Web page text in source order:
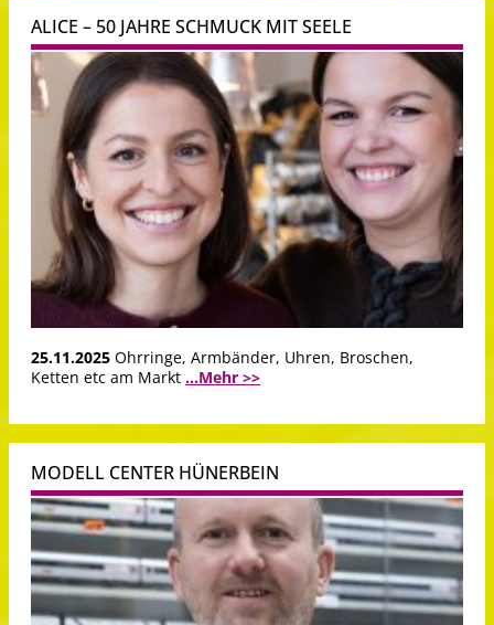
ALICE – 50 JAHRE SCHMUCK MIT SEELE
25.11.2025 Ohrringe, Armbänder, Uhren, Broschen,
Ketten etc am Markt ...Mehr >>
MODELL CENTER HÜNERBEIN